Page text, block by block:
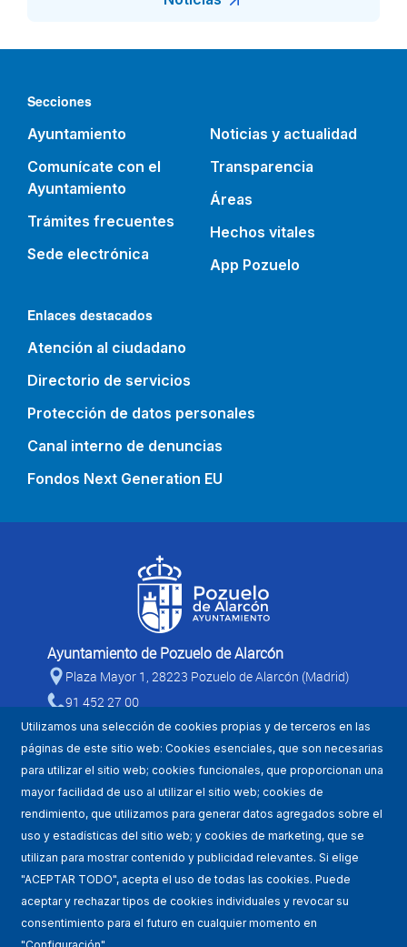
Secciones
Ayuntamiento
Comunícate con el
Ayuntamiento
Trámites frecuentes
Sede electrónica
Noticias y actualidad
Transparencia
Áreas
Hechos vitales
App Pozuelo
Enlaces destacados
Atención al ciudadano
Directorio de servicios
Protección de datos personales
Canal interno de denuncias
Fondos Next Generation EU
Ayuntamiento de Pozuelo de Alarcón
Plaza Mayor 1, 28223 Pozuelo de Alarcón (Madrid)
91 452 27 00
Mapa WEB
Condiciones de uso
Utilizamos una selección de cookies propias y de terceros en las
páginas de este sitio web: Cookies esenciales, que son necesarias
para utilizar el sitio web; cookies funcionales, que proporcionan una
mayor facilidad de uso al utilizar el sitio web; cookies de
rendimiento, que utilizamos para generar datos agregados sobre el
uso y estadísticas del sitio web; y cookies de marketing, que se
utilizan para mostrar contenido y publicidad relevantes. Si elige
"ACEPTAR TODO", acepta el uso de todas las cookies. Puede
aceptar y rechazar tipos de cookies individuales y revocar su
consentimiento para el futuro en cualquier momento en